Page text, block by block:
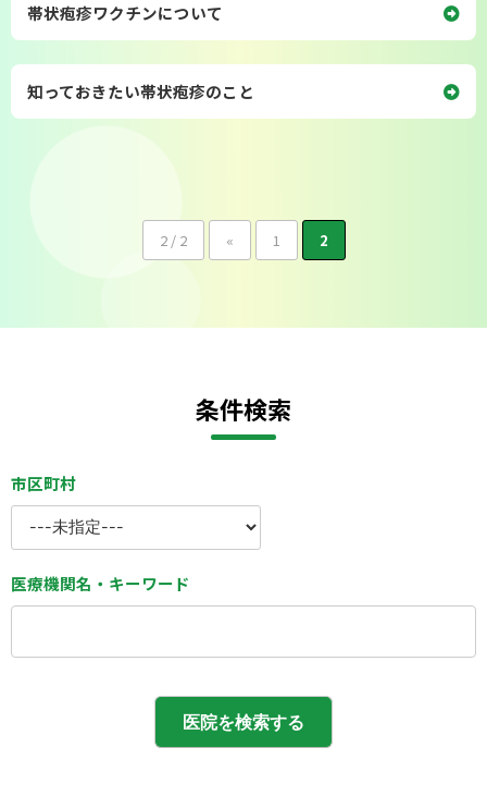
帯状疱疹ワクチンについて
知っておきたい帯状疱疹のこと
2 / 2 « 1 2
条件検索
市区町村
医療機関名・キーワード